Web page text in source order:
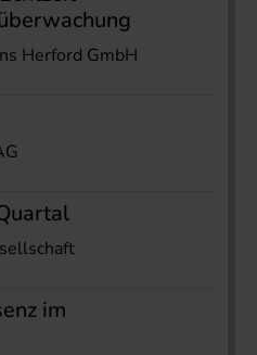
Herford GmbH
im